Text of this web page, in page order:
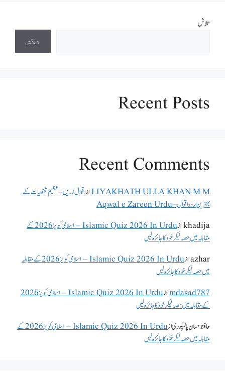
تلاش
تلاش
Recent Posts
Recent Comments
LIYAKHATH ULLA KHAN M Mازاقوال زریں – عظیم شخصیات کے
بہترین اردو اقوال – Aqwal e Zareen Urdu
khadijaاز
Islamic Quiz 2026 In Urdu – اسلامی کویز 2026 کے
مقابلہ میں حصہ لیکر خود کا جائزہ لیں
azharاز
Islamic Quiz 2026 In Urdu – اسلامی کویز 2026 کے مقابلہ
میں حصہ لیکر خود کا جائزہ لیں
mdasad787از
Islamic Quiz 2026 In Urdu – اسلامی کویز 2026
کے مقابلہ میں حصہ لیکر خود کا جائزہ لیں
حافظ حسان پالنپوریاز
Islamic Quiz 2026 In Urdu – اسلامی کویز 2026 کے
مقابلہ میں حصہ لیکر خود کا جائزہ لیں